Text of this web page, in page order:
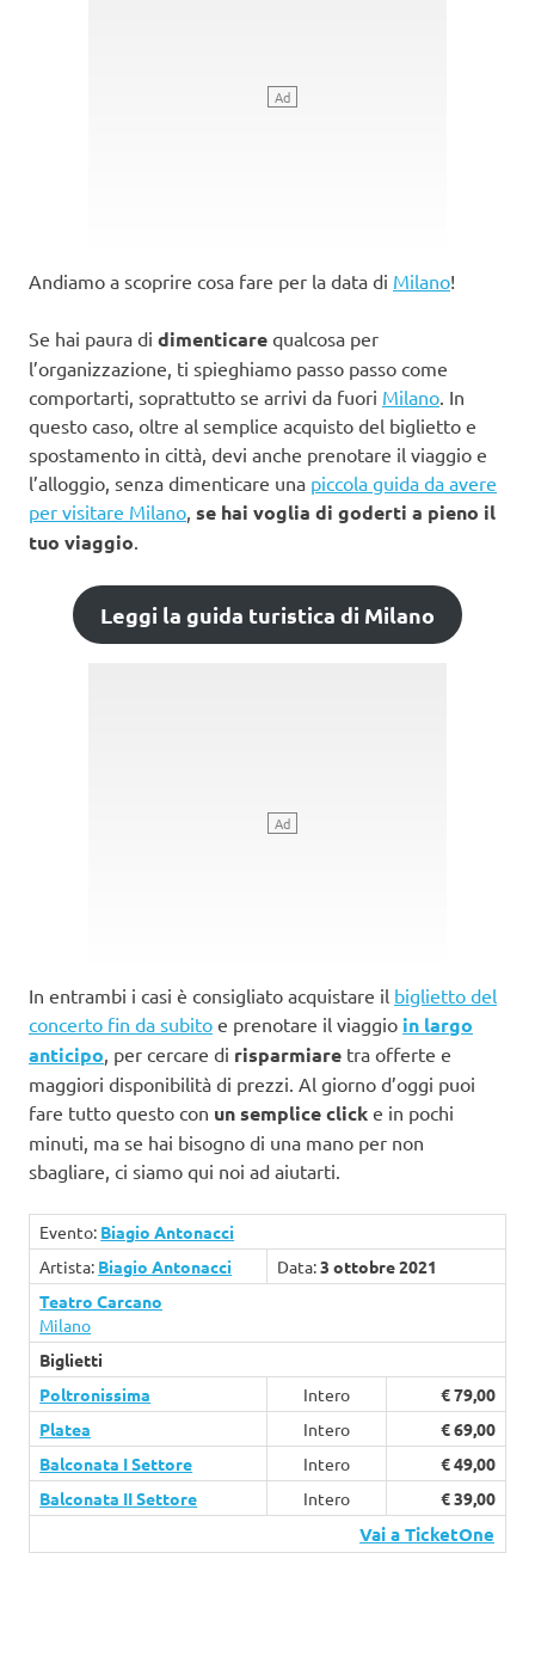
Andiamo a scoprire cosa fare per la data di Milano!
Se hai paura di dimenticare qualcosa per
l’organizzazione, ti spieghiamo passo passo come
comportarti, soprattutto se arrivi da fuori Milano . In
questo caso, oltre al semplice acquisto del biglietto e
spostamento in città, devi anche prenotare il viaggio e
l’alloggio, senza dimenticare una piccola guida da avere
per visitare Milano se hai voglia di goderti a pieno il
tuo viaggio
Leggi la guida turistica di Milano
In entrambi i casi è consigliato acquistare il biglietto del
concerto fin da subito e prenotare il viaggio in largo
anticipo, per cercare di risparmiare tra offerte e
maggiori disponibilità di prezzi. Al giorno d’oggi puoi
fare tutto questo con un semplice click e in pochi
minuti, ma se hai bisogno di una mano per non
sbagliare, ci siamo qui noi ad aiutarti.
Evento: Biagio Antonacci
Artista: Biagio Antonacci Data:3 ottobre 2021
Teatro Carcano
Milano
Biglietti
Poltronissima
Intero
€ 79,00
Platea
Intero
€ 69,00
Balconata I Settore
Intero
€ 49,00
Balconata II Settore
Intero € 39,00
Vai a TicketOne